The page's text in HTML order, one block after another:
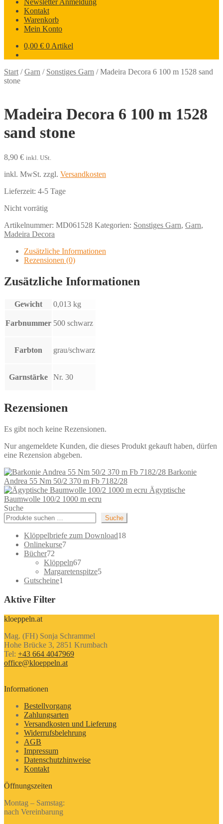
Newsletter Anmeldung
Kontakt
Warenkorb
Mein Konto
0,00 € 0 Artikel
Start /Garn / Sonstiges Garn /Madeira Decora 6 100 m 1528 sand
stone
Madeira Decora 6 100 m 1528
sand stone
8,90 € inkl. USt.
inkl. MwSt. zzgl. Versandkosten
Lieferzeit: 4-5 Tage
Nicht vorrätig
Artikelnummer: MD061528 Kategorien: Sonstiges Garn, Garn,
Madeira Decora
Zusätzliche Informationen
Rezensionen (0)
Zusätzliche Informationen
Gewicht 0,013 kg
Farbnummer 500 schwarz
Farbton grau/schwarz
Garnstärke Nr. 30
Rezensionen
Es gibt noch keine Rezensionen.
Nur angemeldete Kunden, die dieses Produkt gekauft haben, dürfen
eine Rezension abgeben.
Barkonie
Andrea 55 Nm 50/2 370 m Fb 7182/28
Ägyptische
Baumwolle 100/2 1000 m ecru
Suche
Suche
Klöppelbriefe zum Download1818
Onlinekurse77
Bücher72
Produkte
Klöppeln6767
Produkte
Margaretenspitze55
Gutscheine1
Aktive Filter
kloeppeln.at
Mag. (FH) Sonja Schrammel
Hohe Brücke 3, 2851 Krumbach
Tel: +43 664 4047969
office@kloeppeln.at
Informationen
Bestellvorgang
Zahlungsarten
Versandkosten und Lieferung
Widerrufsbelehrung
AGB
Impressum
Datenschutzhinweise
Kontakt
Öffnungszeiten
Montag – Samstag:
nach Vereinbarung